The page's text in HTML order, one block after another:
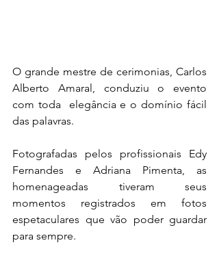
O grande mestre de cerimonias, Carlos
Alberto Amaral, conduziu o evento
com toda  elegância e o domínio fácil
das palavras.
Fotografadas pelos profissionais Edy
Fernandes e Adriana Pimenta, as
homenageadas tiveram seus
momentos registrados em fotos
espetaculares que vão poder guardar
para sempre.